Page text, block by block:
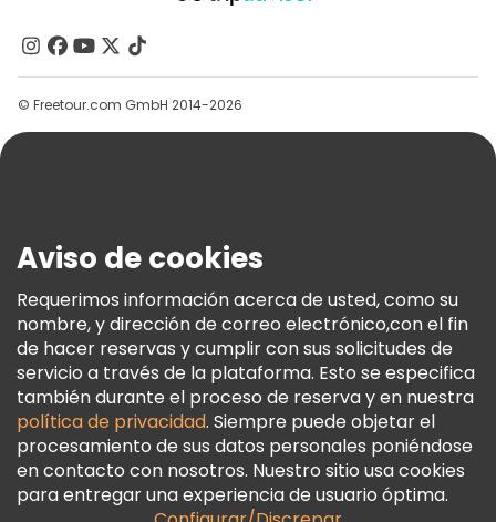
Contacto
Grupos
Ayuda
Términos E Información Legal
Política De Cookies
Freetour Premios
Programa De Fidelidad
© Freetour.com GmbH 2014-2026
Aviso de cookies
Requerimos información acerca de usted, como su
nombre, y dirección de correo electrónico,con el fin
de hacer reservas y cumplir con sus solicitudes de
servicio a través de la plataforma. Esto se especifica
también durante el proceso de reserva y en nuestra
política de privacidad. Siempre puede objetar el
procesamiento de sus datos personales poniéndose
en contacto con nosotros. Nuestro sitio usa cookies
para entregar una experiencia de usuario óptima.